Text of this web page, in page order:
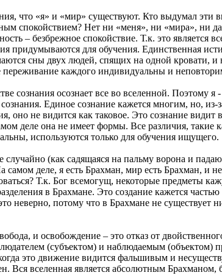
что «я» и «мир» существуют. Кто выдумал эти
спокойствием? Нет ни «меня», ни «мира», ни
– безбрежное спокойствие. Т.к. это является
придумываются для обучения. Единственная
сны двух людей, спящих на одной кровати, и
переживание каждого индивидуальны и
сознания осознает все во вселенной. Поэтому я
Единое сознание кажется многим, но, из-
оно не видится как таковое. Это сознание видит
деле она не имеет формы. Все различия, такие
используются только для обучения ищущего.
(как садящаяся на пальму ворона и
деле, я есть Брахман, мир есть Брахман, и
Т.к. Бог всемогущ, некоторые предметы
в Брахмане. Это создание кажется
неверно, потому что в Брахмане не существует
и освобождение – это отказ от
(субъектом) и наблюдаемым (объектом)
это движение видится фальшивым и
Вся вселенная является абсолютным Брахманом,